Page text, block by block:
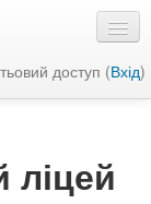
доступ (Вхід)